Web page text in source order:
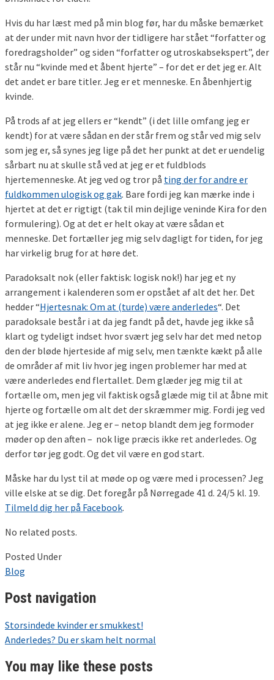
Hvis du har læst med på min blog før, har du måske bemærket
at der under mit navn hvor der tidligere har stået “forfatter og
foredragsholder” og siden “forfatter og utroskabsekspert”, der
står nu “kvinde med et åbent hjerte” – for det er det jeg er. Alt
det andet er bare titler. Jeg er et menneske. En åbenhjertig
kvinde.
På trods af at jeg ellers er “kendt” (i det lille omfang jeg er
kendt) for at være sådan en der står frem og står ved mig selv
som jeg er, så synes jeg lige på det her punkt at det er uendelig
sårbart nu at skulle stå ved at jeg er et fuldblods
hjertemenneske. At jeg ved og tror på ting der for andre er
fuldkommen ulogisk og gak. Bare fordi jeg kan mærke inde i
hjertet at det er rigtigt (tak til min dejlige veninde Kira for den
formulering). Og at det er helt okay at være sådan et
menneske. Det fortæller jeg mig selv dagligt for tiden, for jeg
har virkelig brug for at høre det.
Paradoksalt nok (eller faktisk: logisk nok!) har jeg et ny
arrangement i kalenderen som er opstået af alt det her. Det
hedder “Hjertesnak: Om at (turde) være anderledes“. Det
paradoksale består i at da jeg fandt på det, havde jeg ikke så
klart og tydeligt indset hvor svært jeg selv har det med netop
den der bløde hjerteside af mig selv, men tænkte kækt på alle
de områder af mit liv hvor jeg ingen problemer har med at
være anderledes end flertallet. Dem glæder jeg mig til at
fortælle om, men jeg vil faktisk også glæde mig til at åbne mit
hjerte og fortælle om alt det der skræmmer mig. Fordi jeg ved
at jeg ikke er alene. Jeg er – netop blandt dem jeg formoder
møder op den aften – nok lige præcis ikke ret anderledes. Og
derfor tør jeg godt. Og det vil være en god start.
Måske har du lyst til at møde op og være med i processen? Jeg
ville elske at se dig. Det foregår på Nørregade 41 d. 24/5 kl. 19.
Tilmeld dig her på Facebook.
No related posts.
Posted Under
Blog
Post navigation
Storsindede kvinder er smukkest!
Anderledes? Du er skam helt normal
You may like these posts